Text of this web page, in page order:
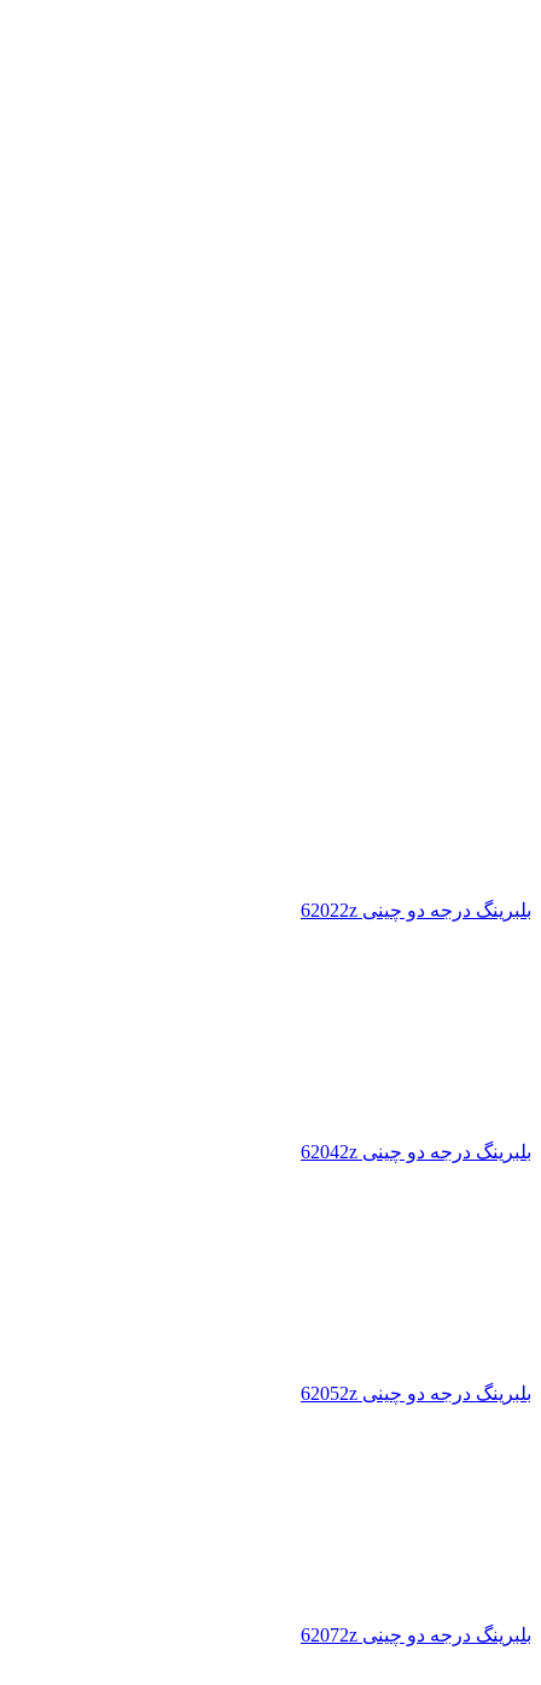
بلبرینگ درجه دو چینی 62022z
بلبرینگ درجه دو چینی 62042z
بلبرینگ درجه دو چینی 62052z
بلبرینگ درجه دو چینی 62072z